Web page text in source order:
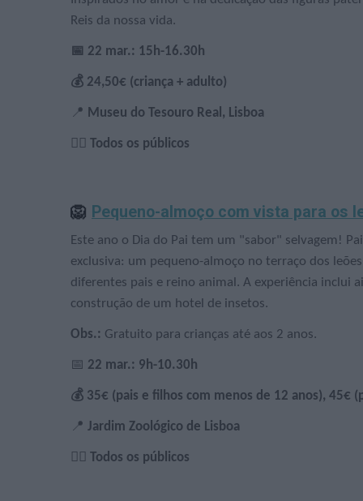
Reis da nossa vida.
📅 22 mar.: 15h-16.30h
💰 24,50€ (criança + adulto)
📍 Museu do Tesouro Real, Lisboa
🙋‍♀️ Todos os públicos
🦁 Pequeno-almoço com vista para os
Este ano o Dia do Pai tem um "sabor" selvagem!
exclusiva: um pequeno-almoço no terraço dos
diferentes pais e reino animal. A experiência
construção de um hotel de insetos.
Obs.: Gratuito para crianças até aos 2 anos.
📅 22 mar.: 9h-10.30h
💰 35€ (pais e filhos com menos de 12 anos), 45€
📍 Jardim Zoológico de Lisboa
🙋‍♀️ Todos os públicos